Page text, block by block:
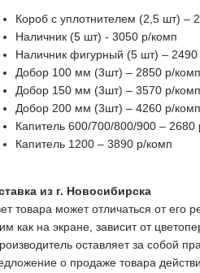
Короб с уплотнителем (2,5 шт) –
Наличник (5 шт) - 3050 р/комп
Наличник фигурный (5 шт) – 2490
Добор 100 мм (3шт) – 2850 р/комп
Добор 150 мм (3шт) – 3570 р/комп
Добор 200 мм (3шт) – 4260 р/комп
Капитель 600/700/800/900 – 2680
Капитель 1200 – 3890 р/комп
из г. Новосибирска
товара может отличаться от его
как на экране, зависит от
оставляет за собой
о продаже товара